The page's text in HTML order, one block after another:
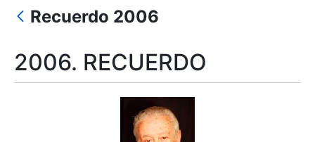
Erakutsi/Ezkutatu
Recuerdo 2006
2006. RECUERDO